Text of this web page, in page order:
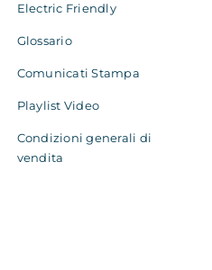
Electric Friendly
Glossario
Comunicati Stampa
Playlist Video
Condizioni generali di
vendita